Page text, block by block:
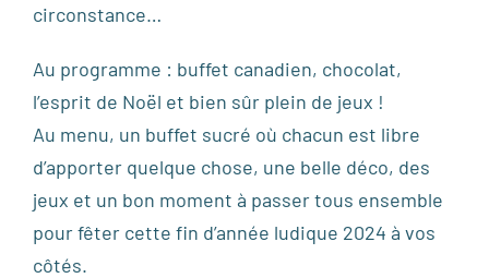
circonstance…
Au programme : buffet canadien, chocolat,
l’esprit de Noël et bien sûr plein de jeux !
Au menu, un buffet sucré où chacun est libre
d’apporter quelque chose, une belle déco, des
jeux et un bon moment à passer tous ensemble
pour fêter cette fin d’année ludique 2024 à vos
côtés.